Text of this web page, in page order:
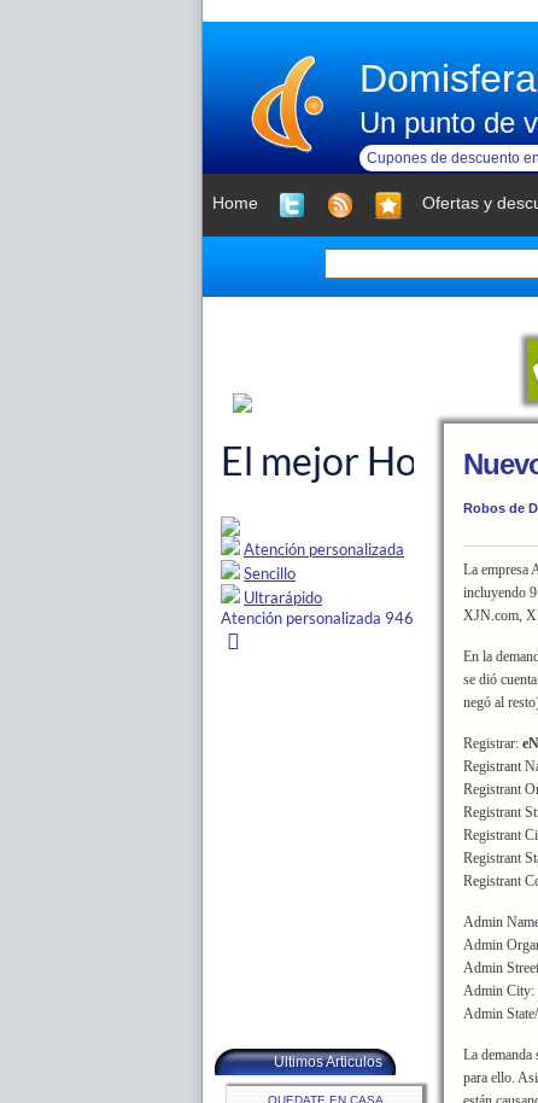
Domisfera
Un punto de
Cupones de descuento
Home Ofertas y
Ultimos Articulos
QUEDATE EN CASA
Robos de
La empresa
incluyendo
XJN.com,
En la
se dió
negó al
Registrar:
Registrant
Registrant
Registrant
Registrant
Registrant
Registrant
Admin
Admin
Admin
Admin City:
Admin
La demanda
para ello.